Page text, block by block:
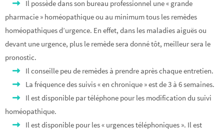
Il possède dans son bureau professionnel une « grande
pharmacie » homéopathique ou au minimum tous les remèdes
homéopathiques d’urgence. En effet, dans les maladies aiguës ou
devant une urgence, plus le remède sera donné tôt, meilleur sera le
pronostic.
Il conseille peu de remèdes à prendre après chaque entretien.
La fréquence des suivis « en chronique » est de 3 à 6 semaines.
Il est disponible par téléphone pour les modification du suivi
homéopathique.
Il est disponible pour les « urgences téléphoniques ». Il est